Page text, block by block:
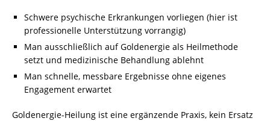
Schwere psychische Erkrankungen vorliegen (hier ist
professionelle Unterstützung vorrangig)
Man ausschließlich auf Goldenergie als Heilmethode
setzt und medizinische Behandlung ablehnt
Man schnelle, messbare Ergebnisse ohne eigenes
Engagement erwartet
Goldenergie-Heilung ist eine ergänzende Praxis, kein Ersatz